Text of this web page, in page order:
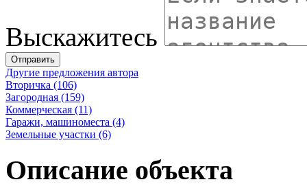
Выскажитесь
Отправить
Другие предложения автора
Вторичка (106)
Загородная (159)
Коммерческая (11)
Гаражи, машиноместа (4)
Земельные участки (6)
Описание объекта